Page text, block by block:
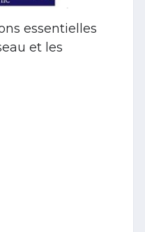
essentielles
et les